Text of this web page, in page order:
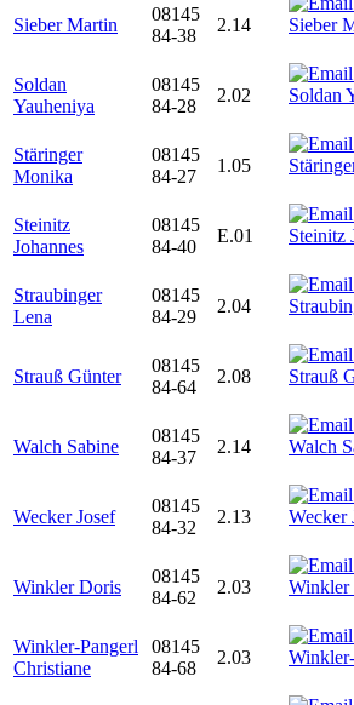
Sieber Martin
08145
84-38
2.14
Soldan
Yauheniya
08145
84-28
2.02
Stäringer
Monika
08145
84-27
1.05
Steinitz
Johannes
08145
84-40
E.01
Straubinger
Lena
08145
84-29
2.04
Strauß Günter
08145
84-64
2.08
Walch Sabine
08145
84-37
2.14
Wecker Josef
08145
84-32
2.13
Winkler Doris
08145
84-62
2.03
Winkler-Pangerl
Christiane
08145
84-68
2.03